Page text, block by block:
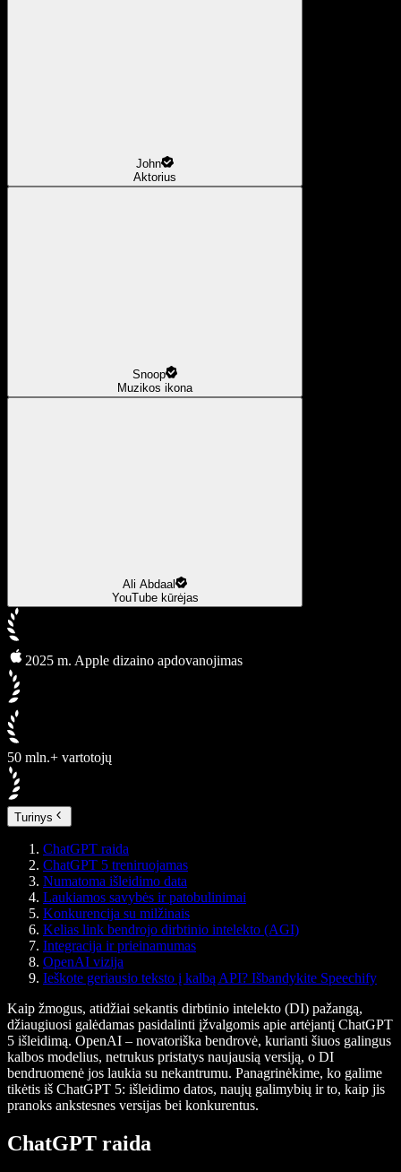
John
Aktorius
Snoop
Muzikos ikona
Ali Abdaal
YouTube kūrėjas
2025 m. Apple dizaino apdovanojimas
50 mln.+ vartotojų
Turinys
ChatGPT raida
ChatGPT 5 treniruojamas
Numatoma išleidimo data
Laukiamos savybės ir patobulinimai
Konkurencija su milžinais
Kelias link bendrojo dirbtinio intelekto (AGI)
Integracija ir prieinamumas
OpenAI vizija
Ieškote geriausio teksto į kalbą API? Išbandykite Speechify
Kaip žmogus, atidžiai sekantis dirbtinio intelekto (DI) pažangą,
džiaugiuosi galėdamas pasidalinti įžvalgomis apie artėjantį ChatGPT
5 išleidimą. OpenAI – novatoriška bendrovė, kurianti šiuos galingus
kalbos modelius, netrukus pristatys naujausią versiją, o DI
bendruomenė jos laukia su nekantrumu. Panagrinėkime, ko galime
tikėtis iš ChatGPT 5: išleidimo datos, naujų galimybių ir to, kaip jis
pranoks ankstesnes versijas bei konkurentus.
ChatGPT raida